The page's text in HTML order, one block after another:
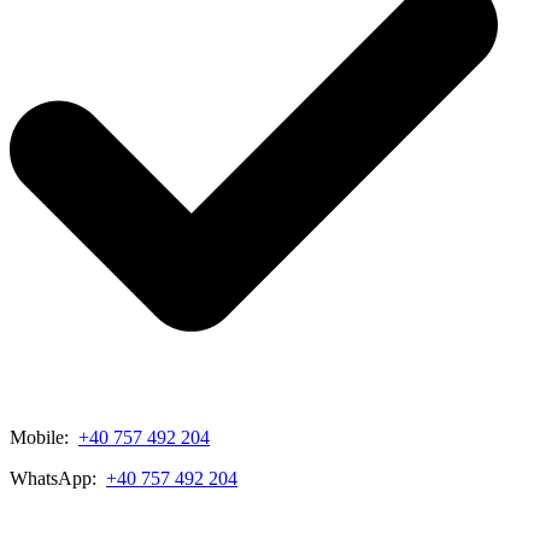
Mobile: +40 757 492 204
WhatsApp: +40 757 492 204